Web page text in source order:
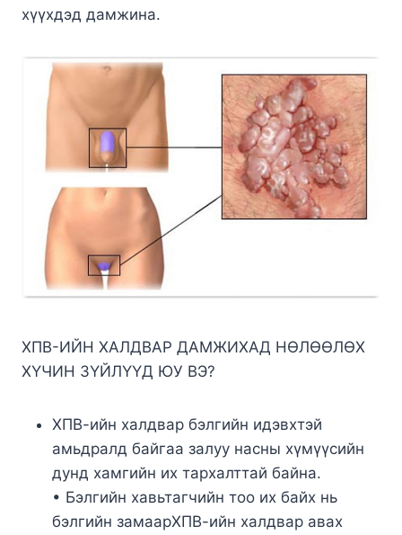
хүүхдэд дамжина.
ХПВ-ИЙН ХАЛДВАР ДАМЖИХАД НӨЛӨӨЛӨХ
ХҮЧИН ЗҮЙЛҮҮД ЮУ ВЭ?
ХПВ-ийн халдвар бэлгийн идэвхтэй
амьдралд байгаа залуу насны хүмүүсийн
дунд хамгийн их тархалттай байна.
• Бэлгийн хавьтагчийн тоо их байх нь
бэлгийн замаарХПВ-ийн халдвар авах